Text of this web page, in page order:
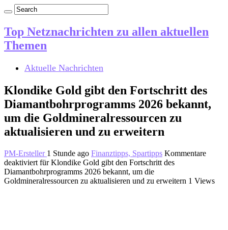
Top Netznachrichten zu allen aktuellen
Themen
Aktuelle Nachrichten
Klondike Gold gibt den Fortschritt des
Diamantbohrprogramms 2026 bekannt,
um die Goldmineralressourcen zu
aktualisieren und zu erweitern
PM-Ersteller 1 Stunde ago Finanztipps, Spartipps Kommentare
deaktiviert für Klondike Gold gibt den Fortschritt des
Diamantbohrprogramms 2026 bekannt, um die
Goldmineralressourcen zu aktualisieren und zu erweitern 1 Views